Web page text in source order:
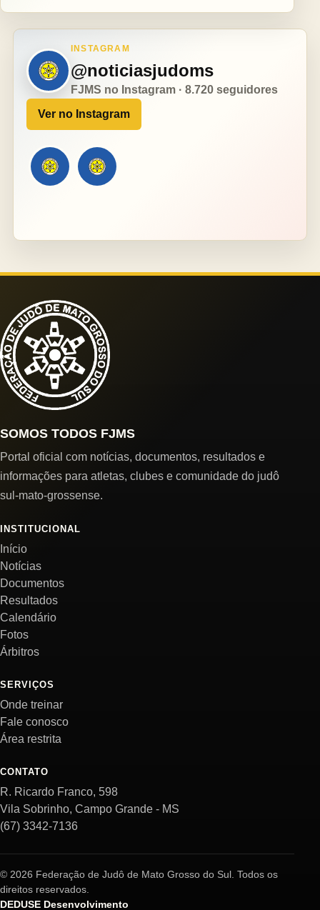
INSTAGRAM
@noticiasjudoms
FJMS no Instagram · 8.720 seguidores
Ver no Instagram
SOMOS TODOS FJMS
Portal oficial com notícias, documentos, resultados e
informações para atletas, clubes e comunidade do judô
sul-mato-grossense.
INSTITUCIONAL
Início
Notícias
Documentos
Resultados
Calendário
Fotos
Árbitros
SERVIÇOS
Onde treinar
Fale conosco
Área restrita
CONTATO
R. Ricardo Franco, 598
Vila Sobrinho, Campo Grande - MS
(67) 3342-7136
© 2026 Federação de Judô de Mato Grosso do Sul. Todos os
direitos reservados.
DEDUSE Desenvolvimento